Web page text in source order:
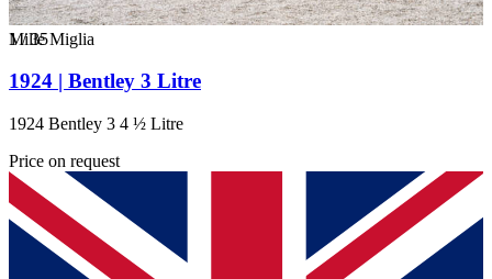
1/35
Mille Miglia
1924 | Bentley 3 Litre
1924 Bentley 3 4 ½ Litre
Price on request